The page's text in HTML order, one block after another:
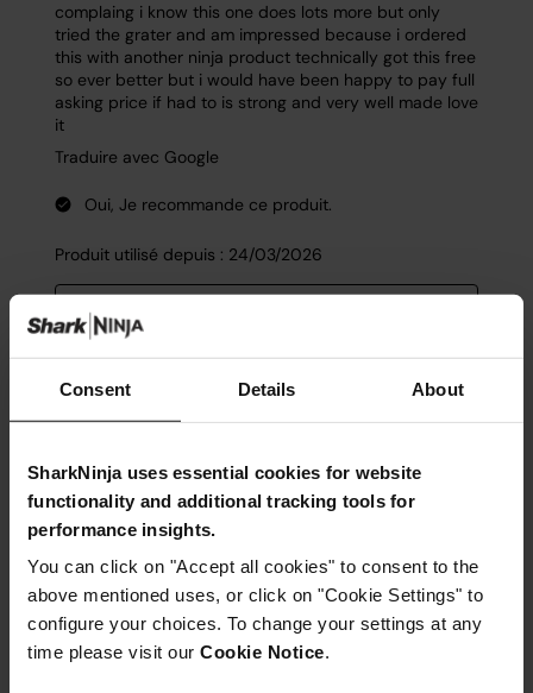
Consent Details About
SharkNinja uses essential cookies for website
functionality and additional tracking tools for
performance insights.
You can click on "Accept all cookies" to consent to the
above mentioned uses, or click on "Cookie Settings" to
configure your choices. To change your settings at any
time please visit our Cookie Notice.